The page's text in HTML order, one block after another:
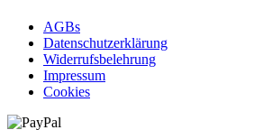
AGBs
Datenschutzerklärung
Widerrufsbelehrung
Impressum
Cookies